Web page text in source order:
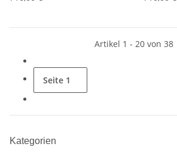
Artikel 1 - 20 von 38
Seite 1
Kategorien